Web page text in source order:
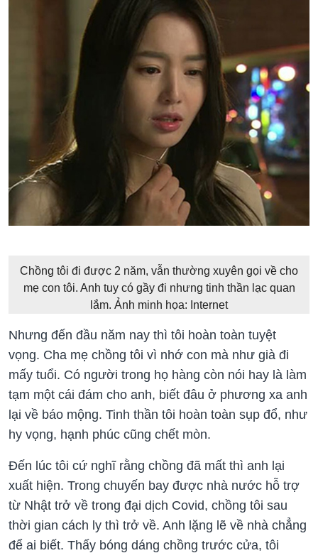
Chồng tôi đi được 2 năm, vẫn thường xuyên gọi về cho
mẹ con tôi. Anh tuy có gầy đi nhưng tinh thần lạc quan
lắm. Ảnh minh họa: Internet
Nhưng đến đầu năm nay thì tôi hoàn toàn tuyệt
vọng. Cha mẹ chồng tôi vì nhớ con mà như già đi
mấy tuổi. Có người trong họ hàng còn nói hay là làm
tạm một cái đám cho anh, biết đâu ở phương xa anh
lại về báo mộng. Tinh thần tôi hoàn toàn sụp đổ, như
hy vọng, hạnh phúc cũng chết mòn.
Đến lúc tôi cứ nghĩ rằng chồng đã mất thì anh lại
xuất hiện. Trong chuyến bay được nhà nước hỗ trợ
từ Nhật trở về trong đại dịch Covid, chồng tôi sau
thời gian cách ly thì trở về. Anh lặng lẽ về nhà chẳng
để ai biết. Thấy bóng dáng chồng trước cửa, tôi